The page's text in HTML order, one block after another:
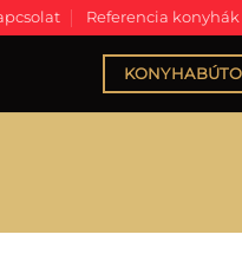
Referencia konyhák